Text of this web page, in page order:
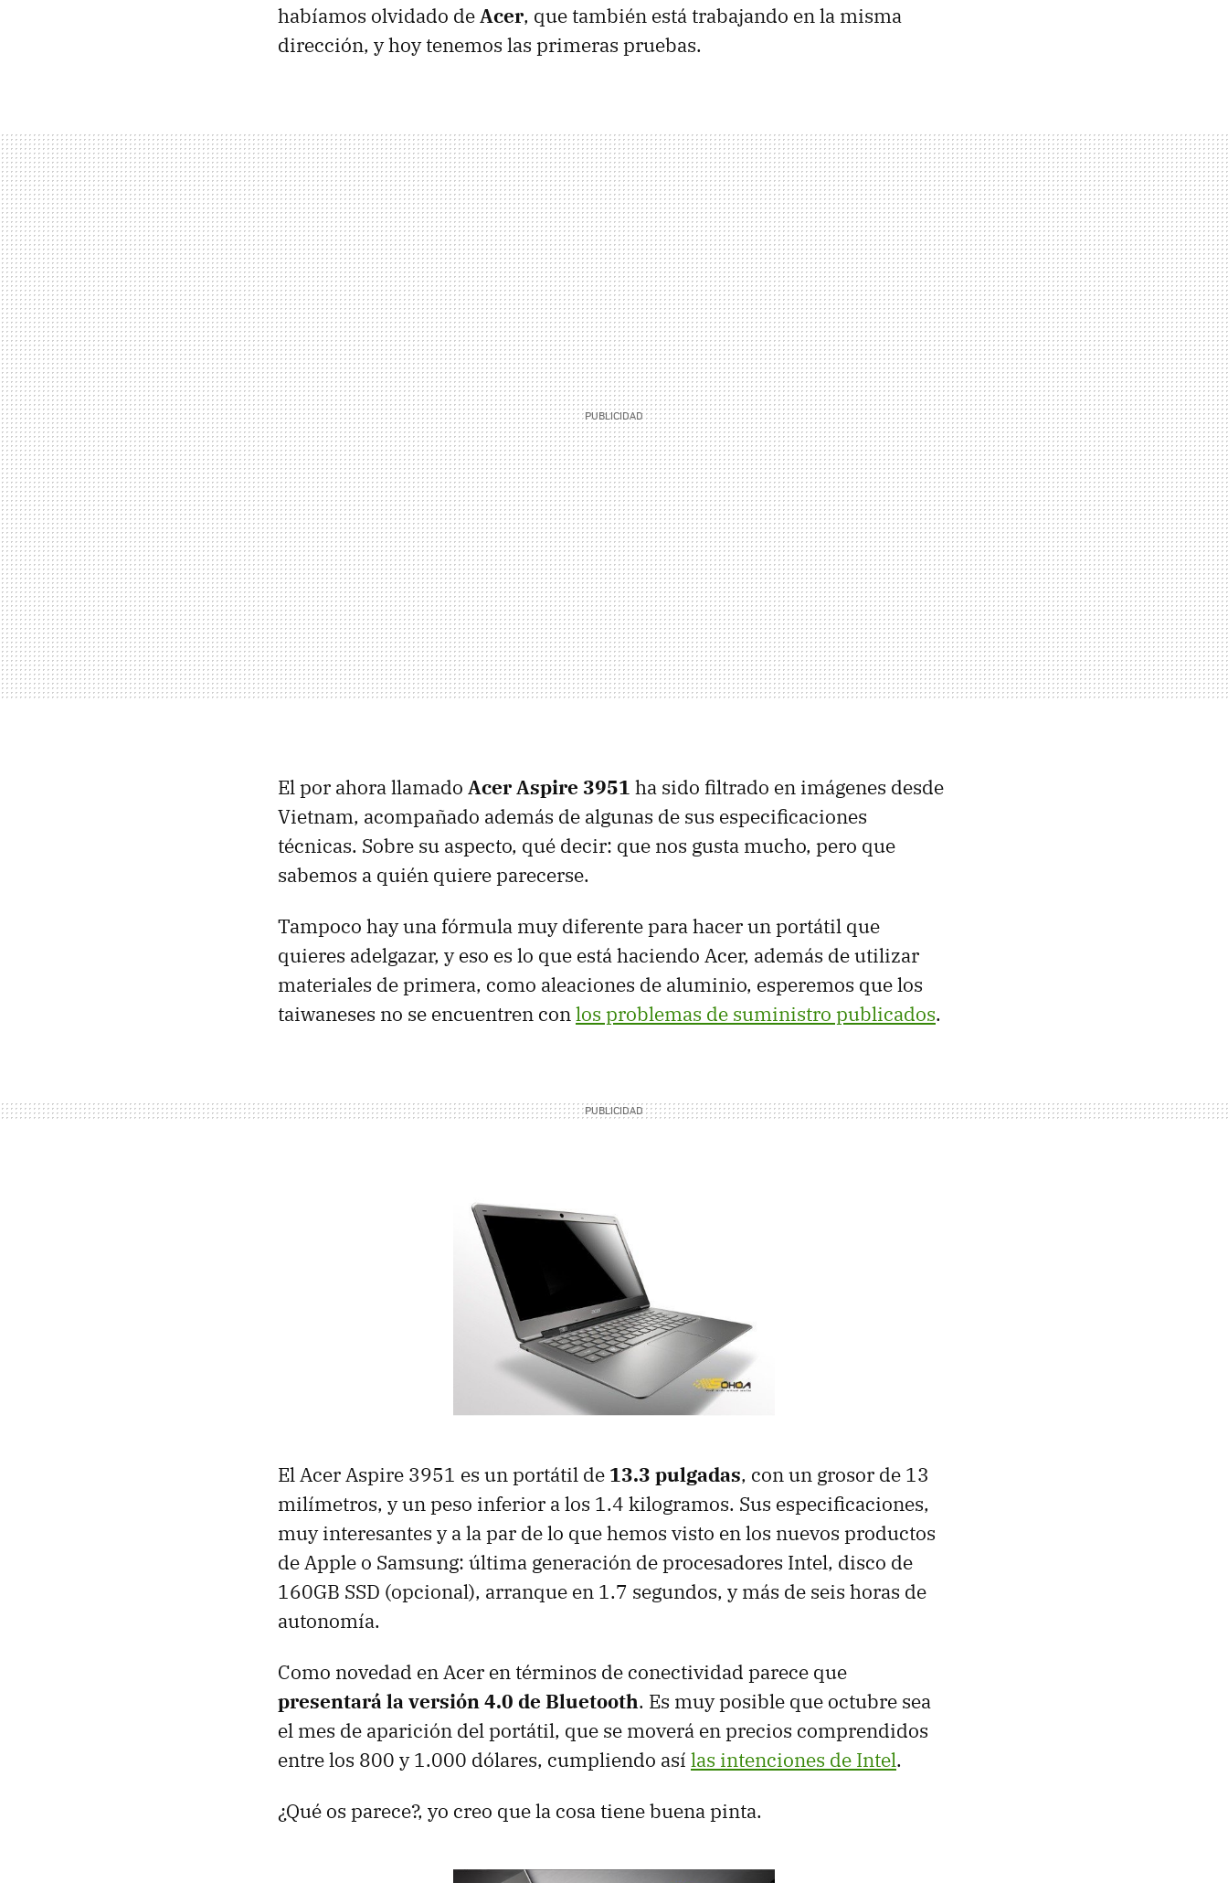
habíamos olvidado deAcer, que también está trabajando en la misma
dirección, y hoy tenemos las primeras pruebas.
El por ahora llamado Acer Aspire 3951 ha sido filtrado en imágenes desde
Vietnam, acompañado además de algunas de sus especificaciones
técnicas. Sobre su aspecto, qué decir: que nos gusta mucho, pero que
sabemos a quién quiere parecerse.
Tampoco hay una fórmula muy diferente para hacer un portátil que
quieres adelgazar, y eso es lo que está haciendo Acer, además de utilizar
materiales de primera, como aleaciones de aluminio, esperemos que los
taiwaneses no se encuentren conlos problemas de suministro publicados.
El Acer Aspire 3951 es un portátil de 13.3 pulgadas, con un grosor de 13
milímetros, y un peso inferior a los 1.4 kilogramos. Sus especificaciones,
muy interesantes y a la par de lo que hemos visto en los nuevos productos
de Apple o Samsung: última generación de procesadores Intel, disco de
160GB SSD (opcional), arranque en 1.7 segundos, y más de seis horas de
autonomía.
Como novedad en Acer en términos de conectividad parece que
presentará la versión 4.0 de Bluetooth. Es muy posible que octubre sea
el mes de aparición del portátil, que se moverá en precios comprendidos
entre los 800 y 1.000 dólares, cumpliendo así las intenciones de Intel.
¿Qué os parece?, yo creo que la cosa tiene buena pinta.